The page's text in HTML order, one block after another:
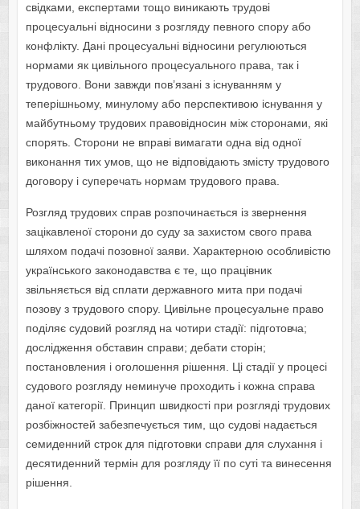
свідками, експертами тощо виникають трудові
процесуальні відносини з розгляду певного спору або
конфлікту. Дані процесуальні відносини регулюються
нормами як цивільного процесуального права, так і
трудового. Вони завжди пов’язані з існуванням у
теперішньому, минулому або перспективою існування у
майбутньому трудових правовідносин між сторонами, які
спорять. Сторони не вправі вимагати одна від одної
виконання тих умов, що не відповідають змісту трудового
договору і суперечать нормам трудового права.
Розгляд трудових справ розпочинається із звернення
зацікавленої сторони до суду за захистом свого права
шляхом подачі позовної заяви. Характерною особливістю
українського законодавства є те, що працівник
звільняється від сплати державного мита при подачі
позову з трудового спору. Цивільне процесуальне право
поділяє судовий розгляд на чотири стадії: підготовча;
дослідження обставин справи; дебати сторін;
постановления і оголошення рішення. Ці стадії у процесі
судового розгляду неминуче проходить і кожна справа
даної категорії. Принцип швидкості при розгляді трудових
розбіжностей забезпечується тим, що судові надається
семиденний строк для підготовки справи для слухання і
десятиденний термін для розгляду її по суті та винесення
рішення.